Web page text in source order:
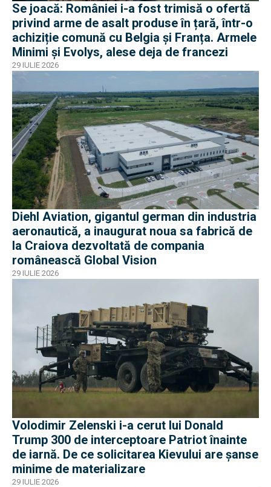
Se joacă: României i-a fost trimisă o ofertă
privind arme de asalt produse în țară, într-o
achiziție comună cu Belgia și Franța. Armele
Minimi și Evolys, alese deja de francezi
29 IULIE 2026
Diehl Aviation, gigantul german din industria
aeronautică, a inaugurat noua sa fabrică de
la Craiova dezvoltată de compania
românească Global Vision
29 IULIE 2026
Volodimir Zelenski i-a cerut lui Donald
Trump 300 de interceptoare Patriot înainte
de iarnă. De ce solicitarea Kievului are șanse
minime de materializare
29 IULIE 2026